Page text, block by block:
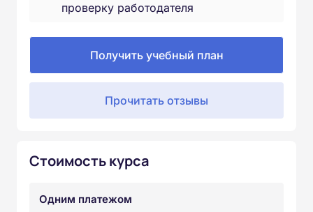
проверку работодателя
Получить учебный план
Прочитать отзывы
Стоимость курса
Одним платежом